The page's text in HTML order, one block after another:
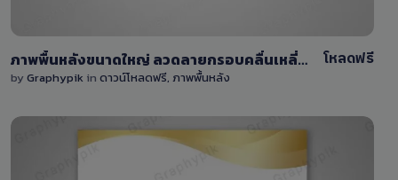
ภาพพื้นหลังขนาดใหญ่ ลวดลายกรอบคลื่นเหลี่ยม บน-ล่าง
by Graphypik in ดาวน์โหลดฟรี, ภาพพื้นหลัง
โหลดฟรี